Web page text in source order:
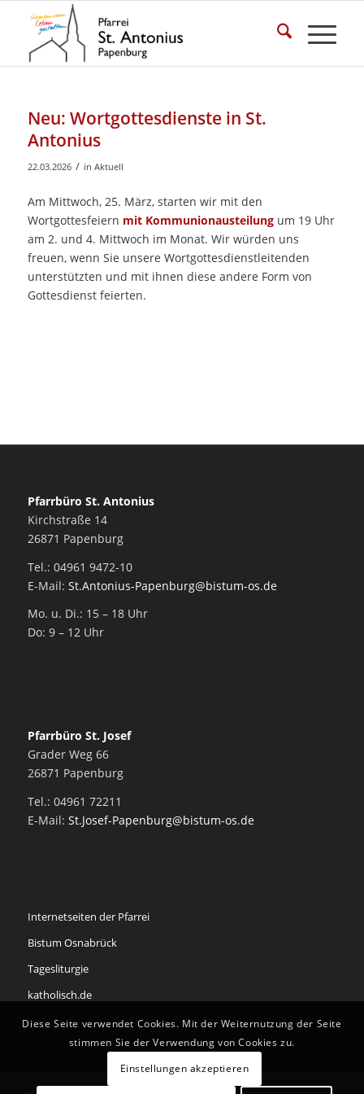
Neu: Wortgottesdienste in St.
Antonius
22.03.2026 / in Aktuell
Am Mittwoch, 25. März, starten wir mit den
Wortgottesfeiern mit Kommunionausteilungum 19 Uhr
am 2. und 4. Mittwoch im Monat. Wir würden uns
freuen, wenn Sie unsere Wortgottesdienstleitenden
unterstützten und mit ihnen diese andere Form von
Gottesdienst feierten.
Pfarrbüro St. Antonius
Kirchstraße 14
26871 Papenburg
Tel.: 04961 9472-10
E-Mail: St.Antonius-Papenburg@bistum-os.de
Mo. u. Di.: 15 – 18 Uhr
Do: 9 – 12 Uhr
Pfarrbüro St. Josef
Grader Weg 66
26871 Papenburg
Tel.: 04961 72211
E-Mail: St.Josef-Papenburg@bistum-os.de
Internetseiten der Pfarrei
Bistum Osnabrück
Tagesliturgie
katholisch.de
Diese Seite verwendet Cookies. Mit der Weiternutzung der Seite
stimmen Sie der Verwendung von Cookies zu.
Einstellungen akzeptieren